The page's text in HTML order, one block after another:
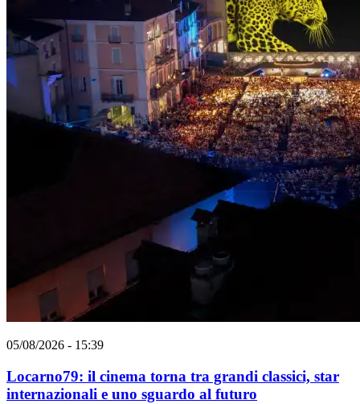
05/08/2026 - 15:39
Locarno79: il cinema torna tra grandi classici, star
internazionali e uno sguardo al futuro